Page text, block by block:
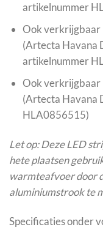
artikelnummer
Ook verkrijgbaar
(Artecta Havana
artikelnummer
Ook verkrijgbaar
(Artecta Havana
HLA0856515)
Let op: Deze LED
hete plaatsen
warmteafvoer door
aluminiumstrook te
Specificaties onder